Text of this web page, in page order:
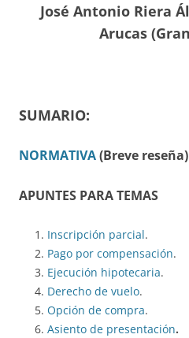
José Antonio Riera
Arucas
SUMARIO:
NORMATIVA(Breve reseña)
APUNTES PARA TEMAS
Inscripción parcial.
Pago por compensación.
Ejecución hipotecaria.
Derecho de vuelo.
Opción de compra.
Asiento de presentación.